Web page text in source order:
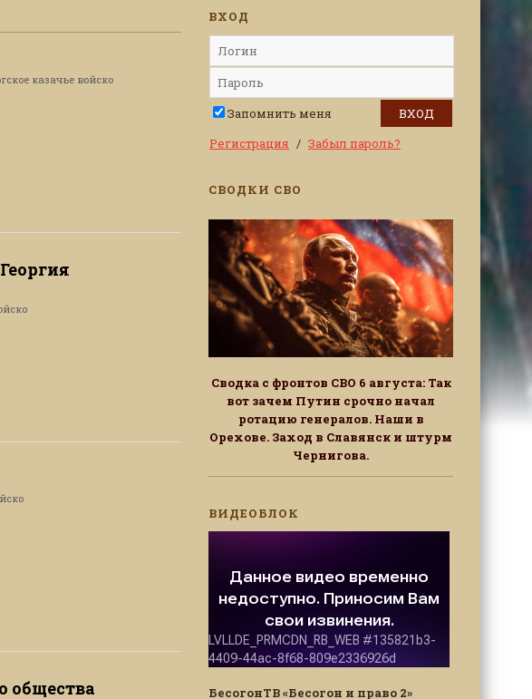
казачье войско
общества
ВХОД
Запомнить меня
Регистрация
Забыл пароль?
СВОДКИ СВО
Сводка с фронтов СВО 6 августа: Так
вот зачем Путин срочно начал
ротацию генералов. Наши в
Орехове. Заход в Славянск и штурм
Чернигова.
ВИДЕОБЛОК
БесогонТВ «Бесогон и право 2»